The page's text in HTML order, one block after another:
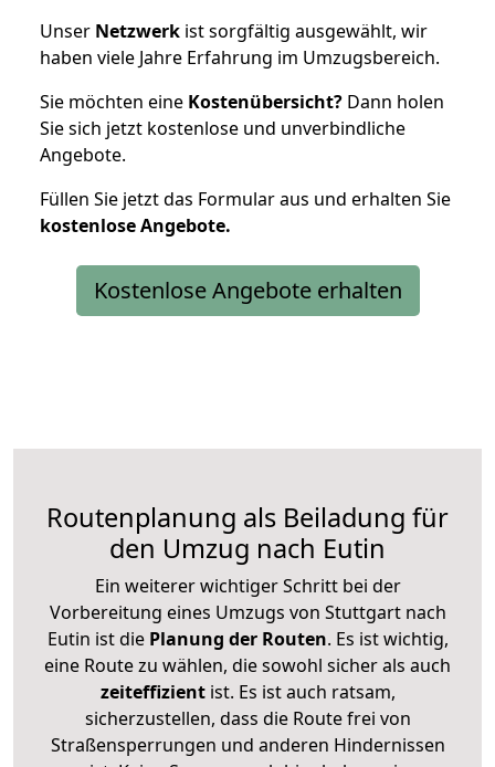
Unser Netzwerk ist sorgfältig ausgewählt, wir
haben viele Jahre Erfahrung im Umzugsbereich.
Sie möchten eine Kostenübersicht? Dann holen
Sie sich jetzt kostenlose und unverbindliche
Angebote.
Füllen Sie jetzt das Formular aus und erhalten Sie
kostenloseAngebote.
Kostenlose Angebote erhalten
Routenplanung als Beiladung für
den Umzug nach Eutin
Ein weiterer wichtiger Schritt bei der
Vorbereitung eines Umzugs von Stuttgart nach
Eutin ist diePlanung der Routen. Es ist wichtig,
eine Route zu wählen, die sowohl sicher als auch
zeiteffizientist. Es ist auch ratsam,
sicherzustellen, dass die Route frei von
Straßensperrungen und anderen Hindernissen